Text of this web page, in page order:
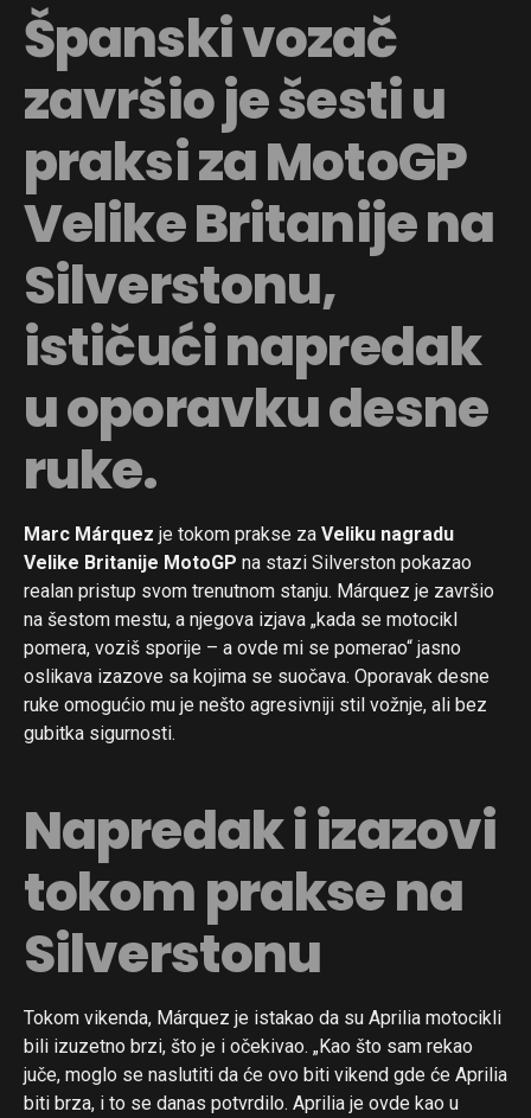
Španski vozač
završio je šesti u
praksi za MotoGP
Velike Britanije na
Silverstonu,
ističući napredak
u oporavku desne
ruke.
Marc Márquez je tokom prakse za Veliku nagradu
Velike Britanije MotoGP na stazi Silverston pokazao
realan pristup svom trenutnom stanju. Márquez je završio
na šestom mestu, a njegova izjava „kada se motocikl
pomera, voziš sporije – a ovde mi se pomerao“ jasno
oslikava izazove sa kojima se suočava. Oporavak desne
ruke omogućio mu je nešto agresivniji stil vožnje, ali bez
gubitka sigurnosti.
Napredak i izazovi
tokom prakse na
Silverstonu
Tokom vikenda, Márquez je istakao da su Aprilia motocikli
bili izuzetno brzi, što je i očekivao. „Kao što sam rekao
juče, moglo se naslutiti da će ovo biti vikend gde će Aprilia
biti brza, i to se danas potvrdilo. Aprilia je ovde kao u